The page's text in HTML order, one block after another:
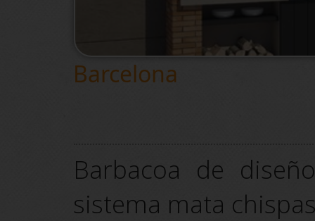
Barcelona
Barbacoa de
sistema mata